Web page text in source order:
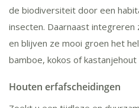
de biodiversiteit door een
insecten. Daarnaast integreren
en blijven ze mooi groen het
bamboe, kokos of kastanjehout
Houten erfafscheidingen